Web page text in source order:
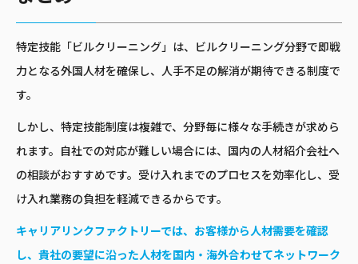
特定技能「ビルクリーニング」は、ビルクリーニング分野で即戦
力となる外国人材を確保し、人手不足の解消が期待できる制度で
す。
しかし、特定技能制度は複雑で、分野毎に様々な手続きが求めら
れます。自社での対応が難しい場合には、国内の人材紹介会社へ
の相談がおすすめです。受け入れまでのプロセスを効率化し、受
け入れ業務の負担を軽減できるからです。
キャリアリンクファクトリーでは、お客様から人材需要を確認
し、貴社の要望に沿った人材を国内・海外合わせてネットワーク